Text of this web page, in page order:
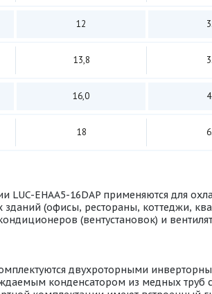
12
13,8
16,0
18
LUC-EHAA5-16DAP применяются для
(офисы, рестораны, коттеджи,
(вентустановок) и
двухроторными
конденсатором из медных